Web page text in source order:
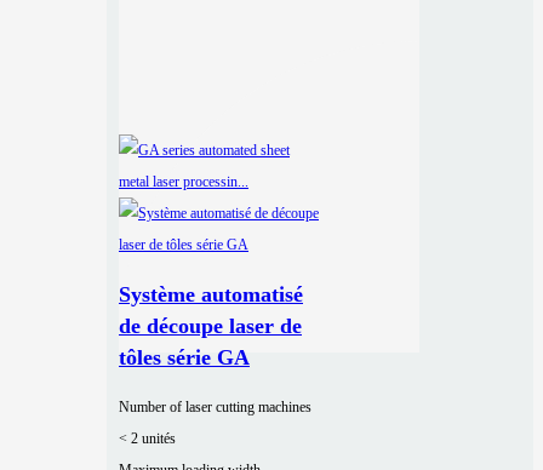
Système automatisé
de découpe laser de
tôles série GA
Number of laser cutting machines
< 2 unités